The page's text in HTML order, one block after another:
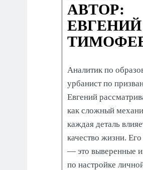
АВТОР:
ЕВГЕНИЙ
Аналитик по
урбанист по
Евгений
как сложный
каждая деталь
качество жизни.
— это выверенные
по настройке